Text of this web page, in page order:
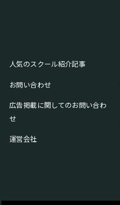
人気のスクール紹介記事
お問い合わせ
広告掲載に関してのお問い合わ
せ
運営会社